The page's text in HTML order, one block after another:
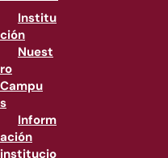
Institu
ción
Nuest
ro
Campu
s
Inform
ación
institucio